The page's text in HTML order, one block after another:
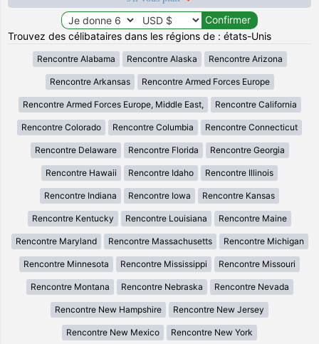
Trouvez des célibataires dans les régions de : états-Unis
Rencontre Alabama Rencontre Alaska Rencontre Arizona
Rencontre Arkansas Rencontre Armed Forces Europe
Rencontre Armed Forces Europe, Middle East, Rencontre California
Rencontre Colorado Rencontre Columbia Rencontre Connecticut
Rencontre Delaware Rencontre Florida Rencontre Georgia
Rencontre Hawaii Rencontre Idaho Rencontre Illinois
Rencontre Indiana Rencontre Iowa Rencontre Kansas
Rencontre Kentucky Rencontre Louisiana Rencontre Maine
Rencontre Maryland Rencontre Massachusetts Rencontre Michigan
Rencontre Minnesota Rencontre Mississippi Rencontre Missouri
Rencontre Montana Rencontre Nebraska Rencontre Nevada
Rencontre New Hampshire Rencontre New Jersey
Rencontre New Mexico Rencontre New York